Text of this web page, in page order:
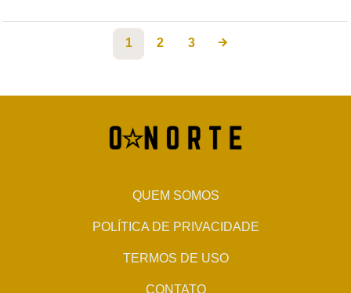
1 2 3
QUEM SOMOS
POLÍTICA DE PRIVACIDADE
TERMOS DE USO
CONTATO